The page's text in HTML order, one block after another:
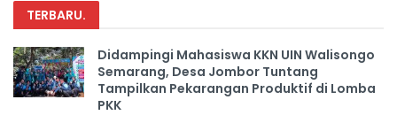
TERBARU.
Didampingi Mahasiswa KKN UIN Walisongo
Semarang, Desa Jombor Tuntang
Tampilkan Pekarangan Produktif di Lomba
PKK